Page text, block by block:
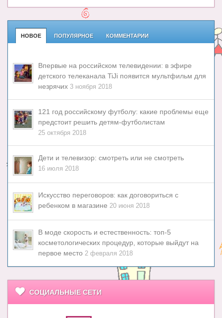
НОВОЕ ПОПУЛЯРНОЕ КОММЕНТАРИИ
Впервые на российском телевидении: в эфире
детского телеканала TiJi появится мультфильм для
незрячих 3 ноября 2018
121 год российскому футболу: какие проблемы еще
предстоит решить детям-футболистам
25 октября 2018
Дети и телевизор: смотреть или не смотреть
16 июля 2018
Искусство переговоров: как договориться с
ребенком в магазине 20 июня 2018
В моде скорость и естественность: топ-5
косметологических процедур, которые выйдут на
первое место 2 февраля 2018
СОЦИАЛЬНЫЕ СЕТИ